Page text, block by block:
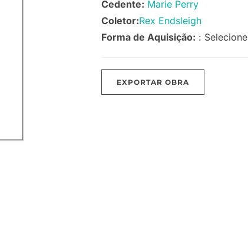
Cedente: Marie Perry
Coletor:Rex Endsleigh
Forma de Aquisição: : Selecione
EXPORTAR OBRA